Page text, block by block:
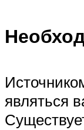
являться